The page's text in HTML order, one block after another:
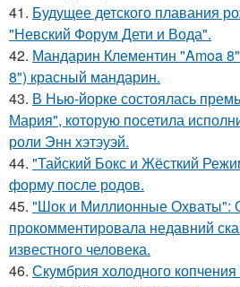
41. Будущее детского плавания
"Невский Форум Дети и Вода".
42. Мандарин Клементин "Amoa
8") красный мандарин.
43. В Нью-йорке состоялась
Мария", которую посетила
роли Энн хэтэуэй.
44. "Тайский Бокс и Жёсткий
форму после родов.
45. "Шок и Миллионные Охваты":
прокомментировала недавний
известного человека.
46. Скумбрия холодного